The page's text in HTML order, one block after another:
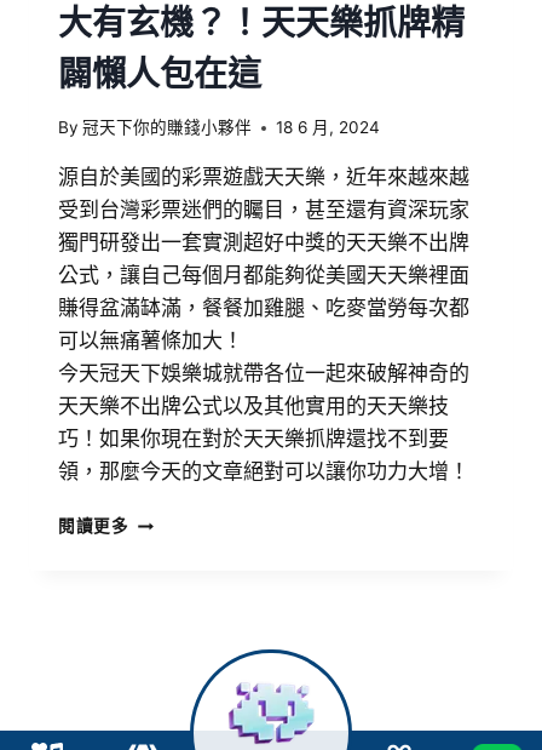
大有玄機？！天天樂抓牌精
闢懶人包在這
By 冠天下你的賺錢小夥伴 18 6 月, 2024
源自於美國的彩票遊戲天天樂，近年來越來越
受到台灣彩票迷們的矚目，甚至還有資深玩家
獨門研發出一套實測超好中獎的天天樂不出牌
公式，讓自己每個月都能夠從美國天天樂裡面
賺得盆滿缽滿，餐餐加雞腿、吃麥當勞每次都
可以無痛薯條加大！
今天冠天下娛樂城就帶各位一起來破解神奇的
天天樂不出牌公式以及其他實用的天天樂技
巧！如果你現在對於天天樂抓牌還找不到要
領，那麼今天的文章絕對可以讓你功力大增！
閱讀更多